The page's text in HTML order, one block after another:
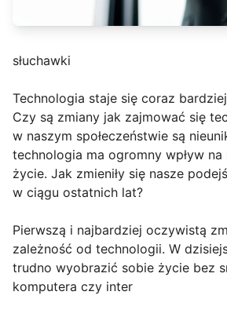
słuchawki
Technologia staje się coraz
Czy są zmiany jak zajmować się
w naszym społeczeństwie są
technologia ma ogromny wpływ na
życie. Jak zmieniły się nasze
w ciągu ostatnich lat?
Pierwszą i najbardziej oczywistą
zależność od technologii. W
trudno wyobrazić sobie życie bez
komputera czy inter